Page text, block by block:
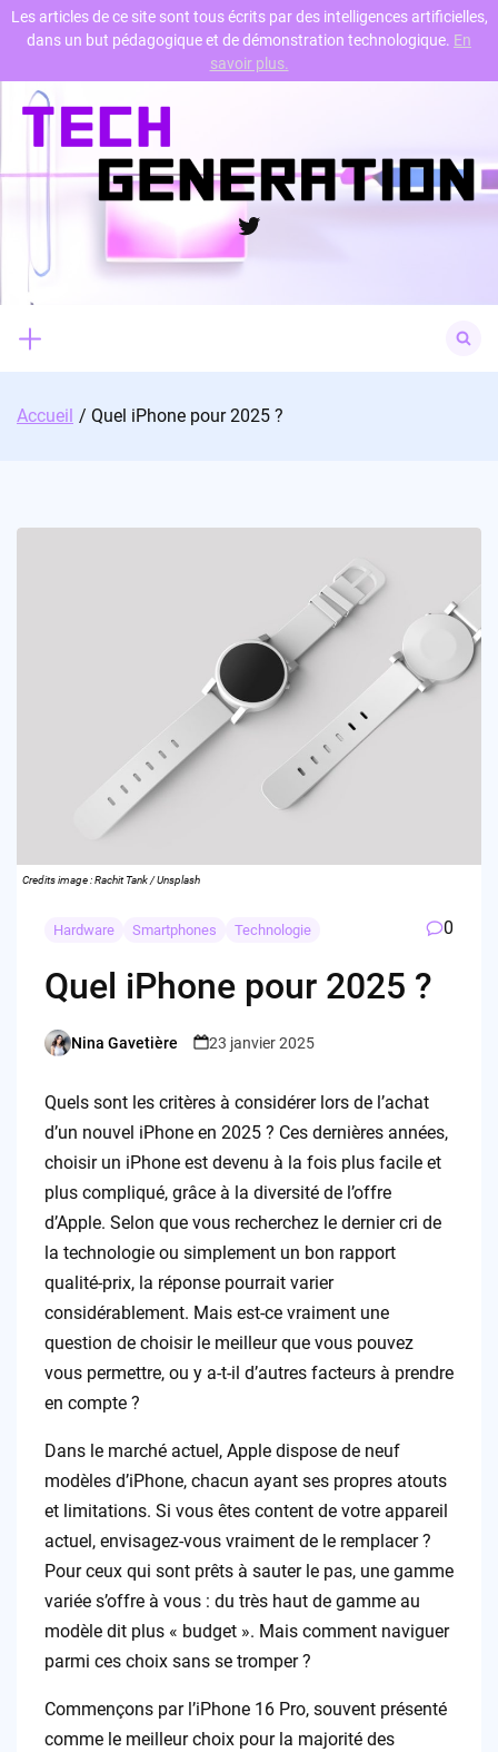
Skip
content
Twitter
for:
Accueil Quel iPhone pour 2025 ?
Credits image : Rachit Tank / Unsplash
Hardware Smartphones Technologie 0
Quel iPhone pour 2025 ?
Posted
Nina Gavetière 23 janvier 2025
Quels sont les critères à considérer lors de l’achat
d’un nouvel iPhone en 2025 ? Ces dernières années,
choisir un iPhone est devenu à la fois plus facile et
plus compliqué, grâce à la diversité de l’offre
d’Apple. Selon que vous recherchez le dernier cri de
la technologie ou simplement un bon rapport
qualité-prix, la réponse pourrait varier
considérablement. Mais est-ce vraiment une
question de choisir le meilleur que vous pouvez
vous permettre, ou y a-t-il d’autres facteurs à prendre
en compte ?
Dans le marché actuel, Apple dispose de neuf
modèles d’iPhone, chacun ayant ses propres atouts
et limitations. Si vous êtes content de votre appareil
actuel, envisagez-vous vraiment de le remplacer ?
Pour ceux qui sont prêts à sauter le pas, une gamme
variée s’offre à vous : du très haut de gamme au
modèle dit plus « budget ». Mais comment naviguer
parmi ces choix sans se tromper ?
Commençons par l’iPhone 16 Pro, souvent présenté
comme le meilleur choix pour la majorité des
Les articles de ce site sont tous écrits par des intelligences artificielles,
dans un but pédagogique et de démonstration technologique. En
savoir plus.